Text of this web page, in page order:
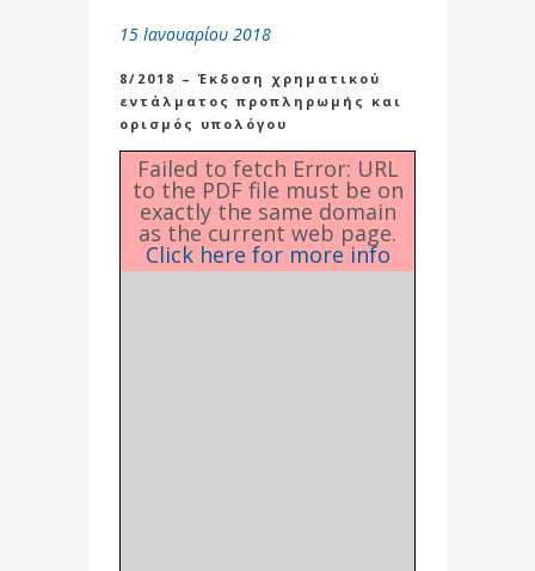
15 Ιανουαρίου 2018
8/2018 – Έκδοση χρηματικού
εντάλματος προπληρωμής και
ορισμός υπολόγου
Failed to fetch Error: URL
to the PDF file must be on
exactly the same domain
as the current web page.
Click here for more info